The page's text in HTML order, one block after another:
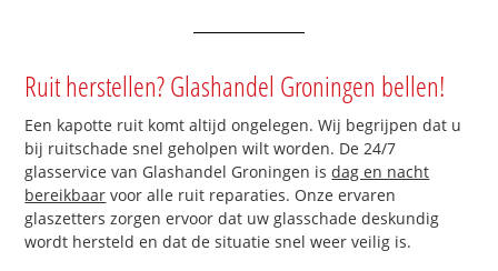
Ruit herstellen? Glashandel Groningen bellen!
Een kapotte ruit komt altijd ongelegen. Wij begrijpen dat u
bij ruitschade snel geholpen wilt worden. De 24/7
glasservice van Glashandel Groningen isdag en nacht
bereikbaar voor alle ruit reparaties. Onze ervaren
glaszetters zorgen ervoor dat uw glasschade deskundig
wordt hersteld en dat de situatie snel weer veilig is.